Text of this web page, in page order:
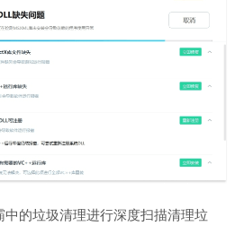
中的垃圾清理进行深度扫描清理垃